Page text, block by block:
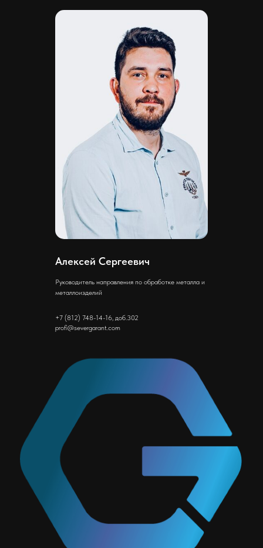
Алексей Сергеевич
Руководитель направления по обработке металла и
металлоизделий
+7 (812) 748-14-16, доб.302
profi@severgarant.com